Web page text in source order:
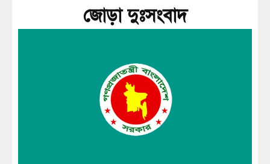
জোড়া দুঃসংবাদ